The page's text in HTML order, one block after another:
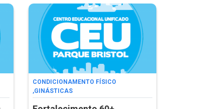
CONDICIONAMENTO FÍSICO
,GINÁSTICAS